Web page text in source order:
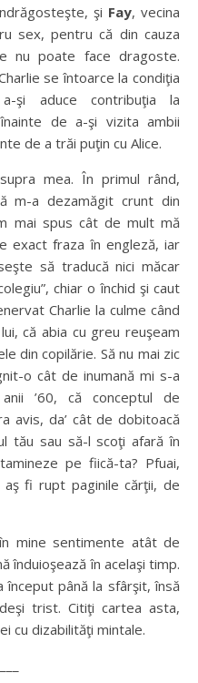
şi Fay, vecina
sex, pentru că din cauza
nu poate face dragoste.
se întoarce la condiţia
şi aduce contribuţia la
de a-şi vizita ambii
de a trăi puţin cu Alice.
mea. În primul rând,
m-a dezamăgit crunt din
mai spus cât de mult mă
exact fraza în engleză, iar
să traducă nici măcar
chiar o închid şi caut
Charlie la culme când
că abia cu greu reuşeam
din copilărie. Să nu mai zic
o cât de inumană mi s-a
’60, că conceptul de
avis, da’ cât de dobitoacă
tău sau să-l scoţi afară în
pe fiică-ta? Pfuai,
fi rupt paginile cărţii, de
mine sentimente atât de
înduioşează în acelaşi timp.
până la sfârşit, însă
trist. Citiţi cartea asta,
cu dizabilităţi mintale.